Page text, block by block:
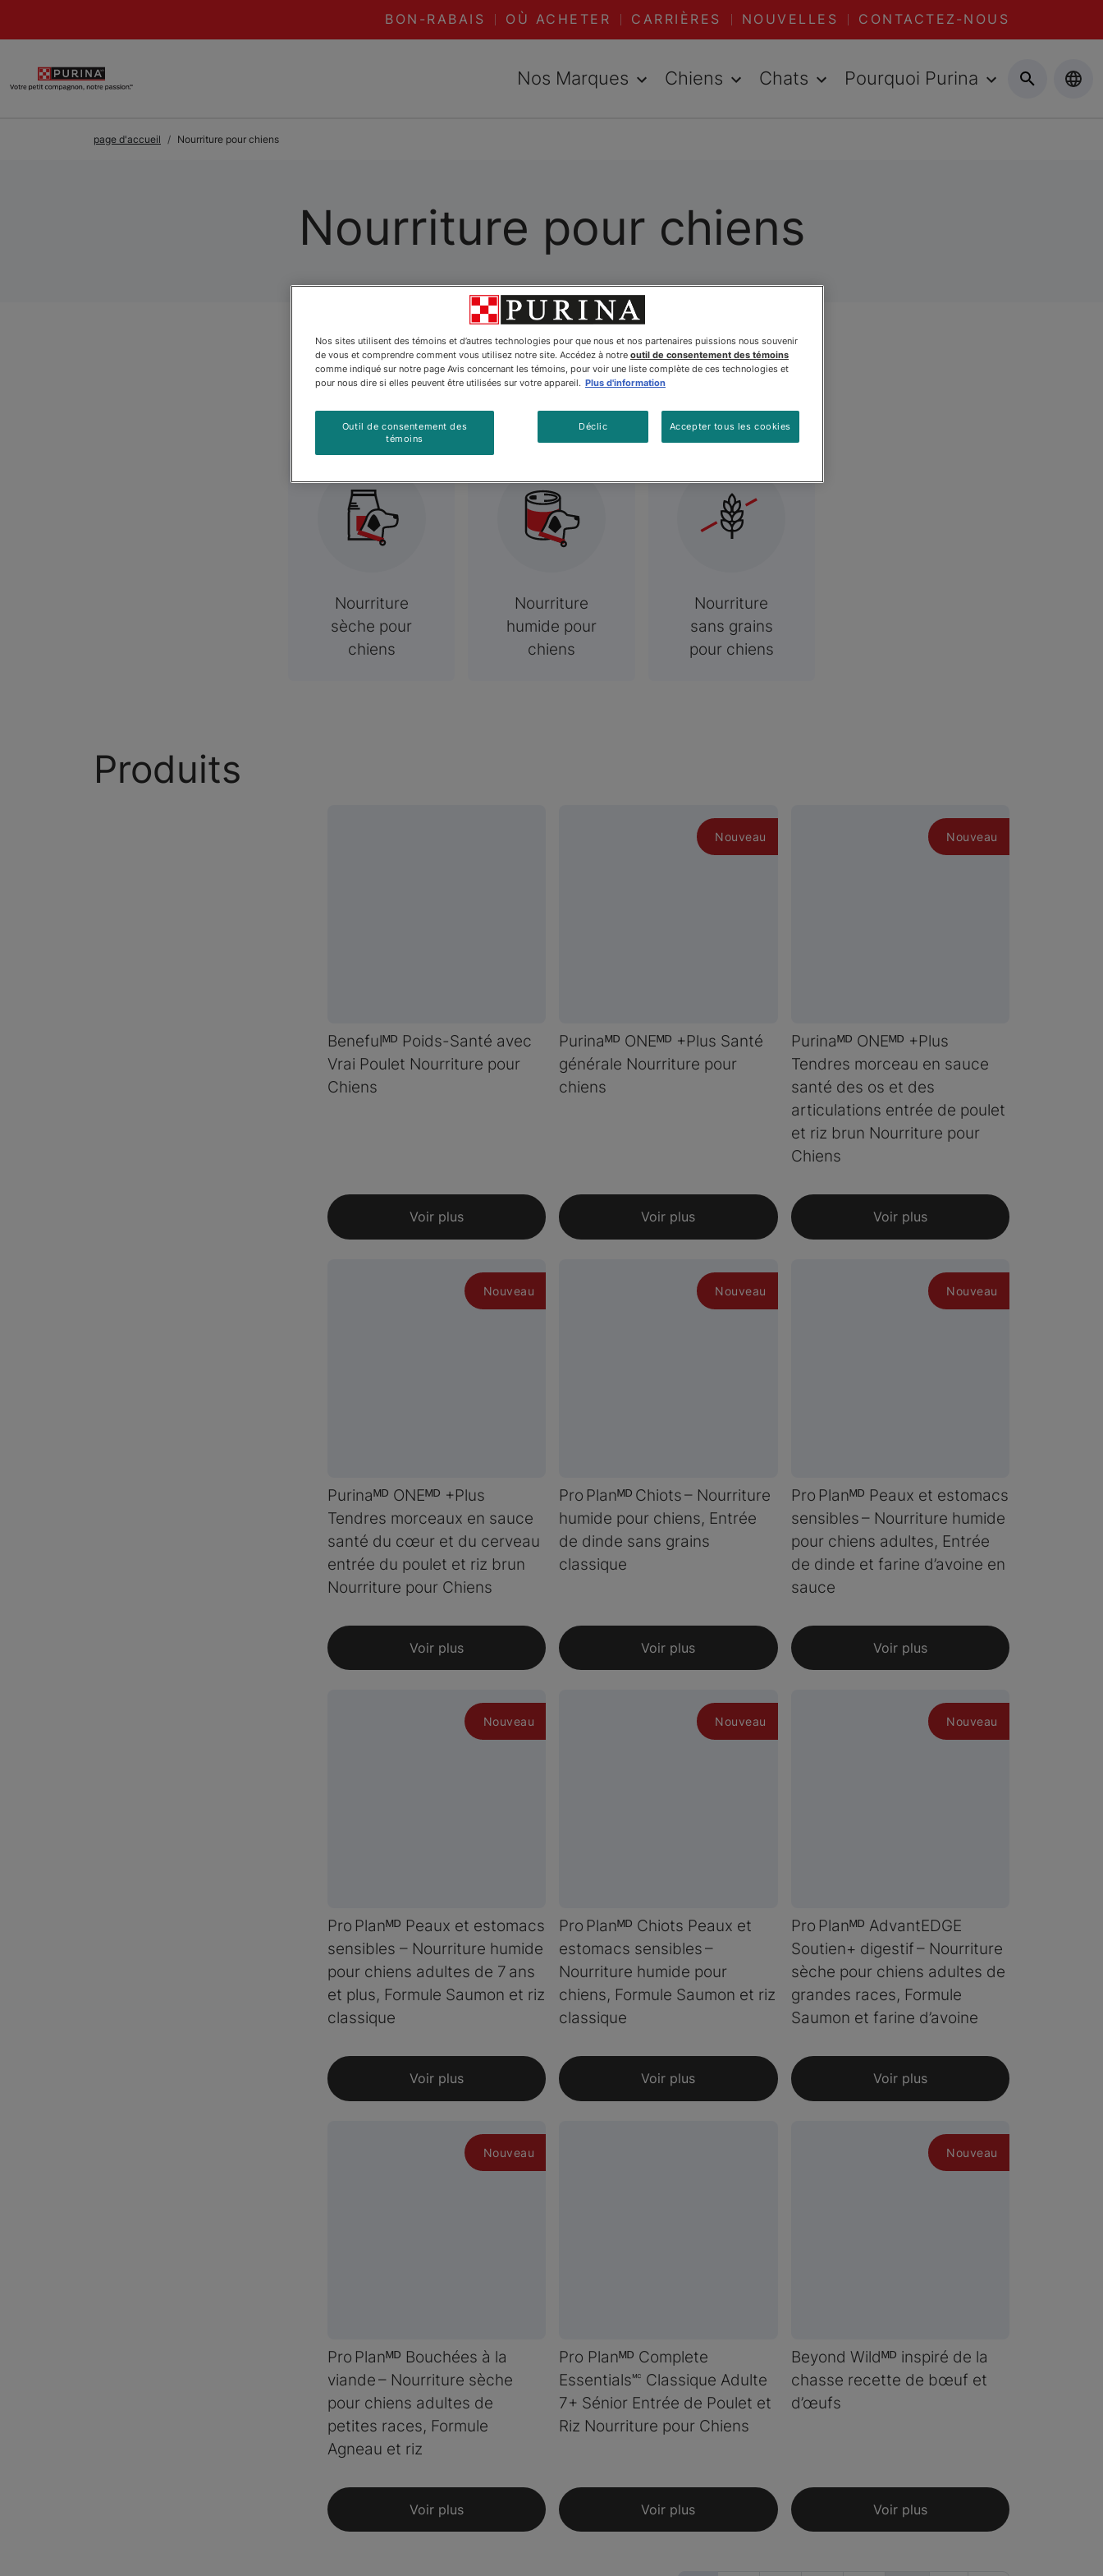
BON-RABAIS OÙ ACHETER CARRIÈRES NOUVELLES CONTACTEZ-NOUS
Nos Marques Chiens Chats Pourquoi Purina
page d'accueil Nourriture pour chiens
Nourriture pour chiens
Catégories connexes
Nourriture
sèche pour
chiens
Nourriture
humide pour
chiens
Nourriture
sans grains
pour chiens
Produits
Benefulᴹᴰ Poids-Santé avec
Vrai Poulet Nourriture pour
Chiens
Voir plus
Nouveau
Purinaᴹᴰ ONEᴹᴰ +Plus Santé
générale Nourriture pour
chiens
Voir plus
Nouveau
Purinaᴹᴰ ONEᴹᴰ +Plus
Tendres morceau en sauce
santé des os et des
articulations entrée de poulet
et riz brun Nourriture pour
Chiens
Voir plus
Nouveau
Purinaᴹᴰ ONEᴹᴰ +Plus
Tendres morceaux en sauce
santé du cœur et du cerveau
entrée du poulet et riz brun
Nourriture pour Chiens
Voir plus
Nouveau
Pro Planᴹᴰ Chiots – Nourriture
humide pour chiens, Entrée
de dinde sans grains
classique
Voir plus
Nouveau
Pro Planᴹᴰ Peaux et estomacs
sensibles – Nourriture humide
pour chiens adultes, Entrée
de dinde et farine d’avoine en
sauce
Voir plus
Nouveau
Pro Planᴹᴰ Peaux et estomacs
sensibles – Nourriture humide
pour chiens adultes de 7 ans
et plus, Formule Saumon et riz
classique
Voir plus
Nouveau
Pro Planᴹᴰ Chiots Peaux et
estomacs sensibles –
Nourriture humide pour
chiens, Formule Saumon et riz
classique
Voir plus
Nouveau
Pro Planᴹᴰ AdvantEDGE
Soutien+ digestif – Nourriture
sèche pour chiens adultes de
grandes races, Formule
Saumon et farine d’avoine
Voir plus
Nouveau
Pro Planᴹᴰ Bouchées à la
viande – Nourriture sèche
pour chiens adultes de
petites races, Formule
Agneau et riz
Voir plus
Pro Planᴹᴰ Complete
Essentials🅪 Classique Adulte
7+ Sénior Entrée de Poulet et
Riz Nourriture pour Chiens
Voir plus
Nouveau
Beyond Wildᴹᴰ inspiré de la
chasse recette de bœuf et
d’œufs
Voir plus
Nos sites utilisent des témoins et d’autres technologies pour que nous et nos partenaires puissions nous souvenir
de vous et comprendre comment vous utilisez notre site. Accédez à notre outil de consentement des témoins
comme indiqué sur notre page Avis concernant les témoins, pour voir une liste complète de ces technologies et
pour nous dire si elles peuvent être utilisées sur votre appareil. Plus d'information
Déclic Accepter tous les cookies
Outil de consentement des
témoins